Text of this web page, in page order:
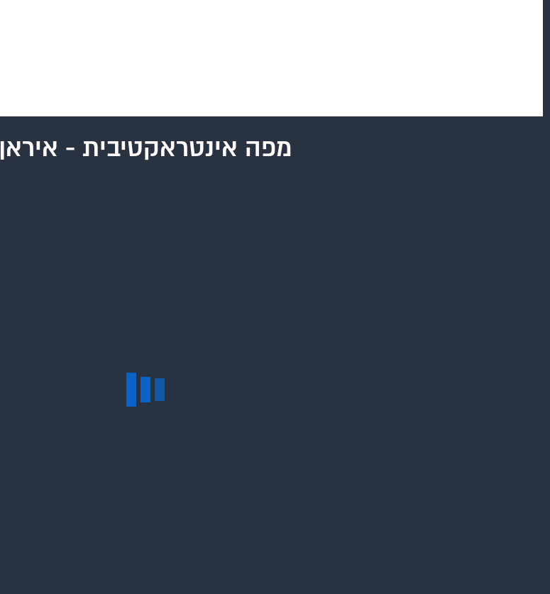
מפה אינטראקטיבית - איראן